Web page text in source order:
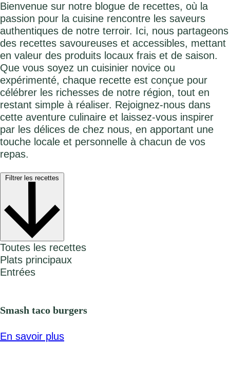
Bienvenue sur notre blogue de recettes, où la
passion pour la cuisine rencontre les saveurs
authentiques de notre terroir. Ici, nous partageons
des recettes savoureuses et accessibles, mettant
en valeur des produits locaux frais et de saison.
Que vous soyez un cuisinier novice ou
expérimenté, chaque recette est conçue pour
célébrer les richesses de notre région, tout en
restant simple à réaliser. Rejoignez-nous dans
cette aventure culinaire et laissez-vous inspirer
par les délices de chez nous, en apportant une
touche locale et personnelle à chacun de vos
repas.
Filtrer les recettes
Toutes les recettes
Plats principaux
Entrées
Smash taco burgers
En savoir plus